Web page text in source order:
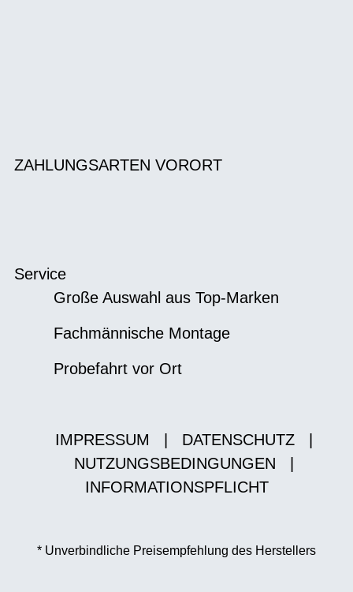
ZAHLUNGSARTEN VORORT
Service
Große Auswahl aus Top-Marken
Fachmännische Montage
Probefahrt vor Ort
IMPRESSUM DATENSCHUTZ
NUTZUNGSBEDINGUNGEN
INFORMATIONSPFLICHT
* Unverbindliche Preisempfehlung des Herstellers